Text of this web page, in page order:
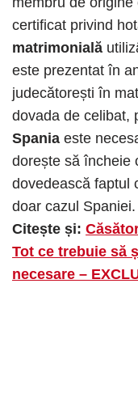
certificat privind
matrimonială
este prezentat în
judecătorești în
dovada de celibat,
Spania este
dorește să încheie
dovedească faptul
doar cazul Spaniei.
Citește și:
Tot ce trebuie să
necesare –